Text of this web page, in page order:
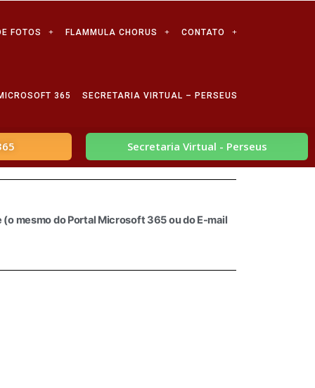
FOTOS FLAMMULA CHORUS CONTATO
365 SECRETARIA VIRTUAL – PERSEUS
Secretaria Virtual - Perseus
mesmo do Portal Microsoft 365 ou do E-mail